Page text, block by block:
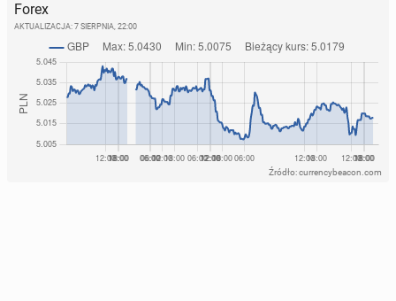
Forex
AKTUALIZACJA: 7 SIERPNIA, 22:00
Źródło: currencybeacon.com